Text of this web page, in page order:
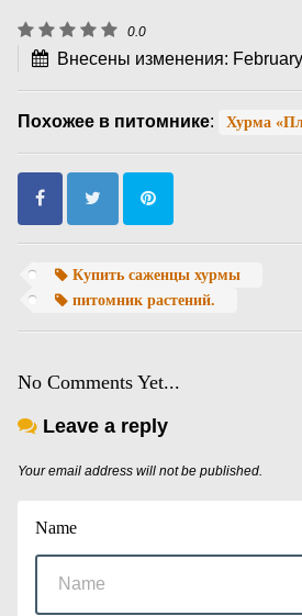
0.0
Внесены изменения:
Похожее в питомнике: Хурма
Купить саженцы хурмы
питомник растений.
No Comments Yet...
Leave a reply
Your email address will not be published.
Name